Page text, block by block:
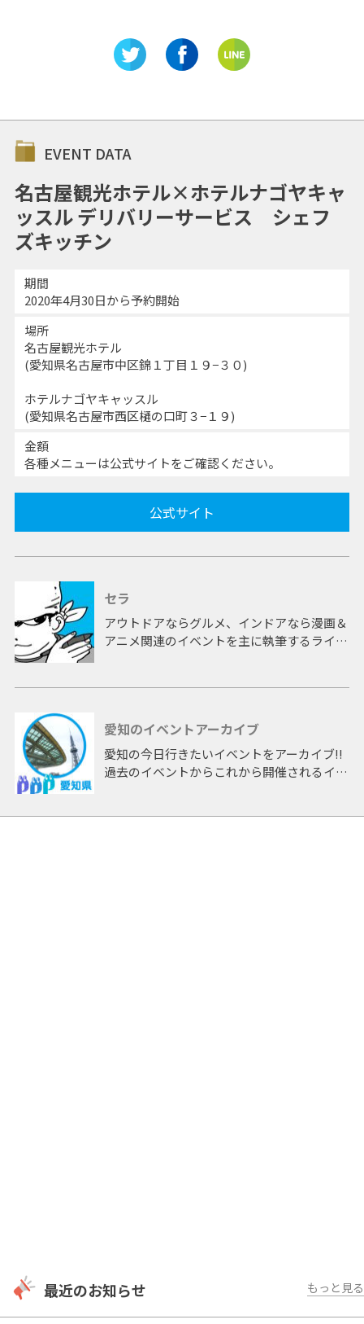
EVENT DATA
名古屋観光ホテル×ホテルナゴヤキャ
ッスル デリバリーサービス シェフ
ズキッチン
期間
2020年4月30日から予約開始
場所
名古屋観光ホテル
(愛知県名古屋市中区錦１丁目１９−３０)
ホテルナゴヤキャッスル
(愛知県名古屋市西区樋の口町３−１９)
金額
各種メニューは公式サイトをご確認ください。
公式サイト
セラ
アウトドアならグルメ、インドアなら漫画＆
アニメ関連のイベントを主に執筆するライタ
を進める。
ため、まだまだ内容は充実していませんが、
ここの記事では書けなかった情報やイラスト
などはブログ、SNSなどで紹介します。
なおInstagramは完全に飯テロ用アカウント
愛知のイベントアーカイブ
愛知の今日行きたいイベントをアーカイブ!!
過去のイベントからこれから開催されるイベ
最近のお知らせ もっと見る